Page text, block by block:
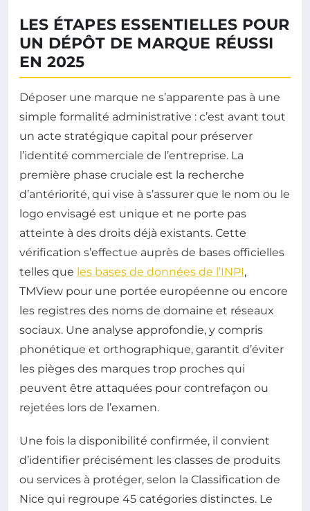
LES ÉTAPES ESSENTIELLES POUR
UN DÉPÔT DE MARQUE RÉUSSI
EN 2025
Déposer une marque ne s’apparente pas à une
simple formalité administrative : c’est avant tout
un acte stratégique capital pour préserver
l’identité commerciale de l’entreprise. La
première phase cruciale est la recherche
d’antériorité, qui vise à s’assurer que le nom ou le
logo envisagé est unique et ne porte pas
atteinte à des droits déjà existants. Cette
vérification s’effectue auprès de bases officielles
telles que les bases de données de l’INPI,
TMView pour une portée européenne ou encore
les registres des noms de domaine et réseaux
sociaux. Une analyse approfondie, y compris
phonétique et orthographique, garantit d’éviter
les pièges des marques trop proches qui
peuvent être attaquées pour contrefaçon ou
rejetées lors de l’examen.
Une fois la disponibilité confirmée, il convient
d’identifier précisément les classes de produits
ou services à protéger, selon la Classification de
Nice qui regroupe 45 catégories distinctes. Le